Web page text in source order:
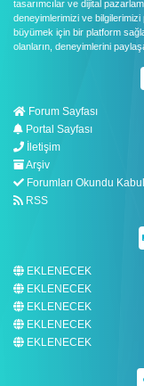
tasarımcılar ve dijital
deneyimlerimizi ve
büyümek için bir platform
olanların, deneyimlerini
Forum Sayfası
Portal Sayfası
İletişim
Arşiv
Forumları Okundu
RSS
EKLENECEK
EKLENECEK
EKLENECEK
EKLENECEK
EKLENECEK